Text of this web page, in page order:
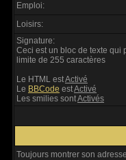
Emploi:
Loisirs:
Signature:
Ceci est un bloc de texte qui
limite de 255 caractères
Le HTML estActivé
Le BBCode estActivé
Les smilies sontActivés
Toujours montrer son